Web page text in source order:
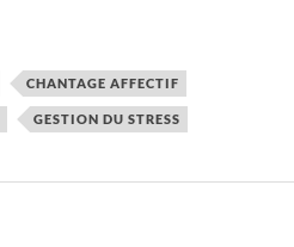
CHANTAGE AFFECTIF
GESTION DU STRESS